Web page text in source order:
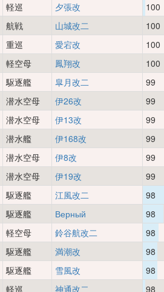
軽巡 夕張改
100
航戦 山城改二
100
重巡 愛宕改
100
軽空母 鳳翔改
100
駆逐艦 皐月改二
99
潜水空母 伊26改
99
潜水空母 伊13改
99
潜水艦 伊168改
99
潜水空母 伊8改
99
潜水空母 伊19改
99
駆逐艦 江風改二
98
駆逐艦 Верный
98
軽空母 鈴谷航改二
98
駆逐艦 満潮改
98
駆逐艦 雪風改
98
軽巡 神通改二 98